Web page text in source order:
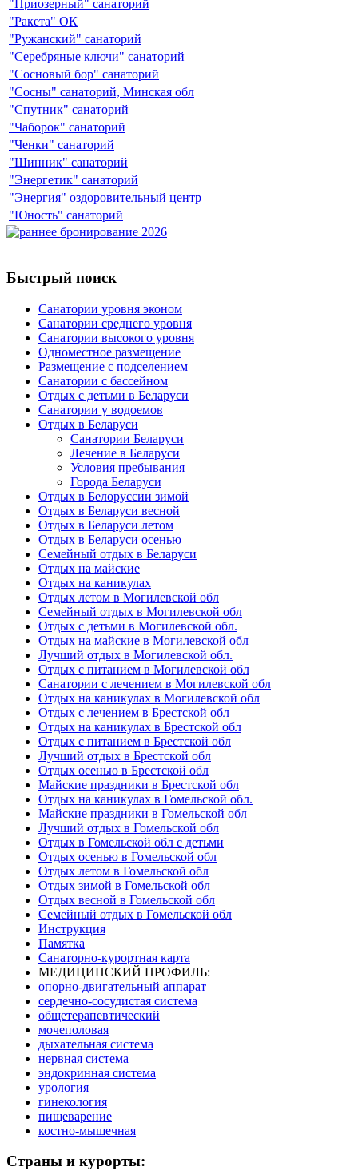
"Приозерный" санаторий
"Ракета" ОК
"Ружанский" санаторий
"Серебряные ключи" санаторий
"Сосновый бор" санаторий
"Сосны" санаторий, Минская обл
"Спутник" санаторий
"Чаборок" санаторий
"Ченки" санаторий
"Шинник" санаторий
"Энергетик" санаторий
"Энергия" оздоровительный центр
"Юность" санаторий
Быстрый поиск
Санатории уровня эконом
Санатории среднего уровня
Санатории высокого уровня
Одноместное размещение
Размещение с подселением
Санатории с бассейном
Отдых с детьми в Беларуси
Санатории у водоемов
Отдых в Беларуси
Санатории Беларуси
Лечение в Беларуси
Условия пребывания
Города Беларуси
Отдых в Белоруссии зимой
Отдых в Беларуси весной
Отдых в Беларуси летом
Отдых в Беларуси осенью
Семейный отдых в Беларуси
Отдых на майские
Отдых на каникулах
Отдых летом в Могилевской обл
Семейный отдых в Могилевской обл
Отдых с детьми в Могилевской обл.
Отдых на майские в Могилевской обл
Лучший отдых в Могилевской обл.
Отдых с питанием в Могилевской обл
Санатории с лечением в Могилевской обл
Отдых на каникулах в Могилевской обл
Отдых с лечением в Брестской обл
Отдых на каникулах в Брестской обл
Отдых с питанием в Брестской обл
Лучший отдых в Брестской обл
Отдых осенью в Брестской обл
Майские праздники в Брестской обл
Отдых на каникулах в Гомельской обл.
Майские праздники в Гомельской обл
Лучший отдых в Гомельской обл
Отдых в Гомельской обл с детьми
Отдых осенью в Гомельской обл
Отдых летом в Гомельской обл
Отдых зимой в Гомельской обл
Отдых весной в Гомельской обл
Семейный отдых в Гомельской обл
Инструкция
Памятка
Санаторно-курортная карта
МЕДИЦИНСКИЙ ПРОФИЛЬ:
опорно-двигательный аппарат
сердечно-сосудистая система
общетерапевтический
мочеполовая
дыхательная система
нервная система
эндокринная система
урология
гинекология
пищеварение
костно-мышечная
Страны и курорты: